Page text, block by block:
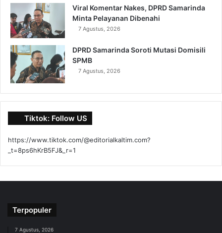
Viral Komentar Nakes, DPRD Samarinda
Minta Pelayanan Dibenahi
7 Agustus, 2026
DPRD Samarinda Soroti Mutasi Domisili
SPMB
7 Agustus, 2026
Tiktok: Follow US
https://www.tiktok.com/@editorialkaltim.com?
_t=8ps6hKrB5FJ&_r=1
Terpopuler
7 Agustus, 2026